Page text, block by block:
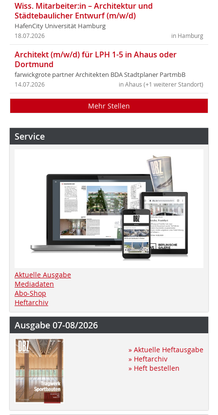
Wiss. Mitarbeiter:in – Architektur und
Städtebaulicher Entwurf (m/w/d)
HafenCity Universität Hamburg
in Hamburg
18.07.2026
Architekt (m/w/d) für LPH 1-5 in Ahaus oder
Dortmund
farwickgrote partner Architekten BDA Stadtplaner PartmbB
in Ahaus (+1 weiterer Standort)
14.07.2026
Mehr Stellen
Service
Aktuelle Ausgabe
Mediadaten
Abo-Shop
Heftarchiv
Ausgabe 07-08/2026
» Aktuelle Heftausgabe
» Heftarchiv
» Heft bestellen